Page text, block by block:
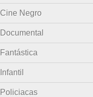
Cine Negro
Documental
Fantástica
Infantil
Policiacas